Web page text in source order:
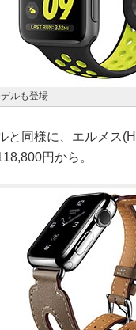
ルも登場
同様に、エルメス
円から。